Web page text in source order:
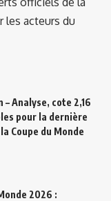
acteurs du
Analyse, cote 2,16
pour la dernière
Coupe du Monde
2026 :